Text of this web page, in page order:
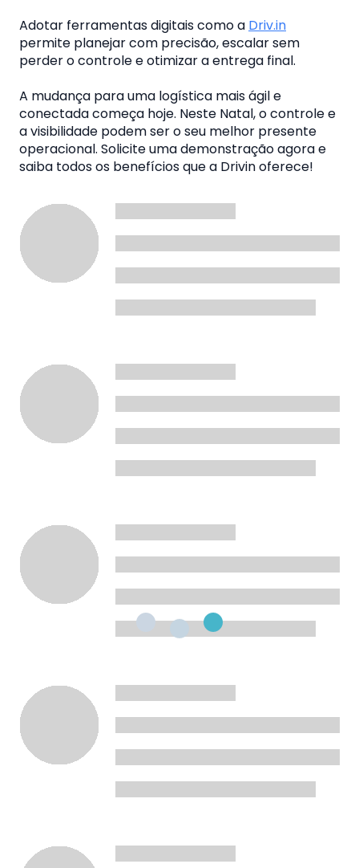
Adotar ferramentas digitais como a Driv.in
permite planejar com precisão, escalar sem
perder o controle e otimizar a entrega final.
A mudança para uma logística mais ágil e
conectada começa hoje. Neste Natal, o controle e
a visibilidade podem ser o seu melhor presente
operacional. Solicite uma demonstração agora e
saiba todos os benefícios que a Drivin oferece!